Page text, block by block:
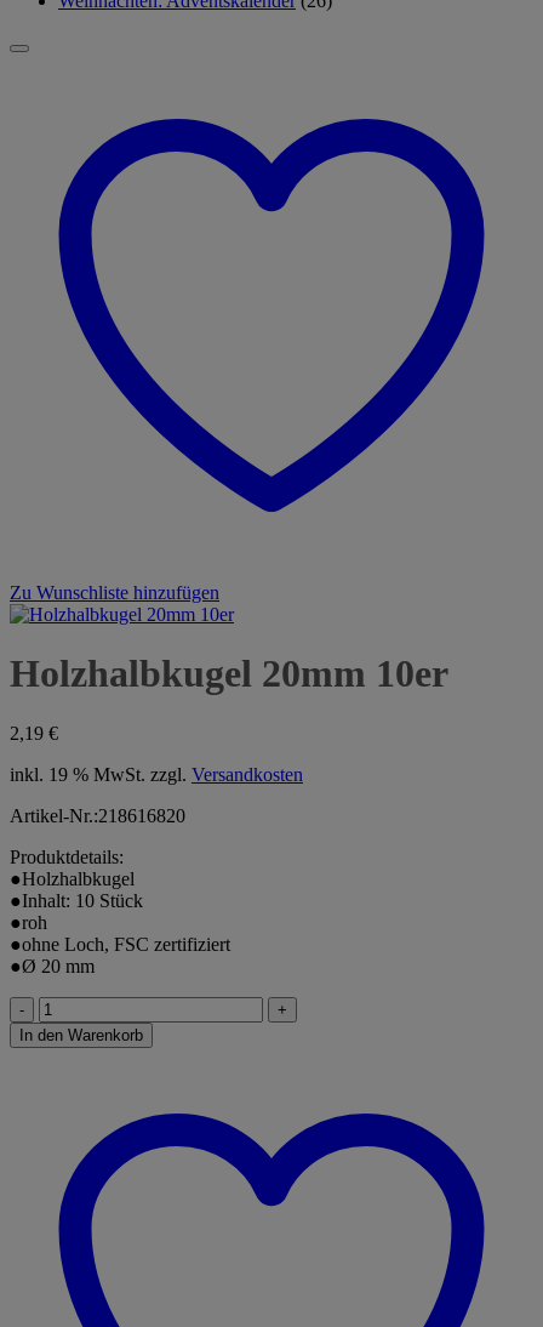
Zu Wunschliste hinzufügen
Holzhalbkugel 20mm 10er
2,19 €
inkl. 19 % MwSt. zzgl. Versandkosten
Artikel-Nr.:218616820
Produktdetails:
●Holzhalbkugel
●Inhalt: 10 Stück
●roh
●ohne Loch, FSC zertifiziert
●Ø 20 mm
Holzhalbkugel
20mm
10er
In den Warenkorb